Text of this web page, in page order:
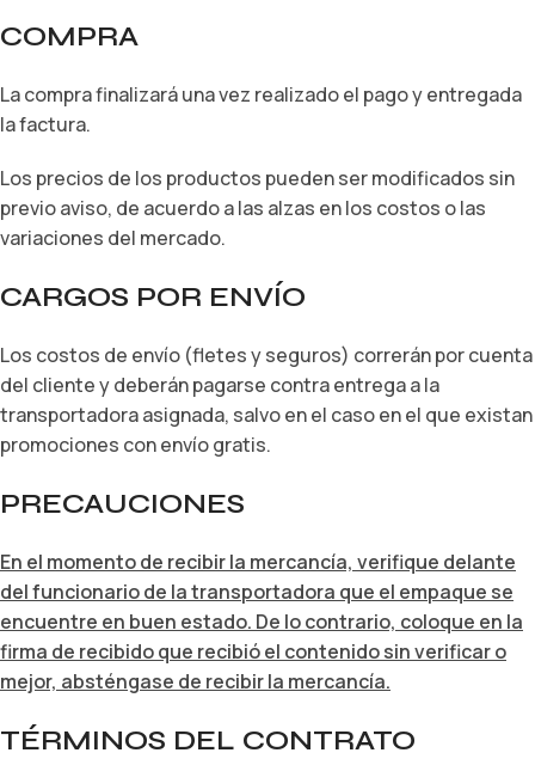
COMPRA
La compra finalizará una vez realizado el pago y entregada
la factura.
Los precios de los productos pueden ser modificados sin
previo aviso, de acuerdo a las alzas en los costos o las
variaciones del mercado.
CARGOS POR ENVÍO
Los costos de envío (fletes y seguros) correrán por cuenta
del cliente y deberán pagarse contra entrega a la
transportadora asignada, salvo en el caso en el que existan
promociones con envío gratis.
PRECAUCIONES
En el momento de recibir la mercancía, verifique delante
del funcionario de la transportadora que el empaque se
encuentre en buen estado. De lo contrario, coloque en la
firma de recibido que recibió el contenido sin verificar o
mejor, absténgase de recibir la mercancía.
TÉRMINOS DEL CONTRATO